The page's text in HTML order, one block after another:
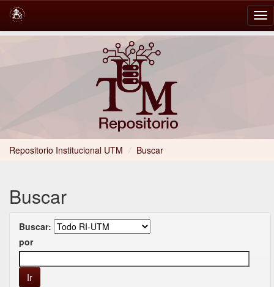
Repositorio Institucional UTM / Buscar
Buscar
Buscar:
por